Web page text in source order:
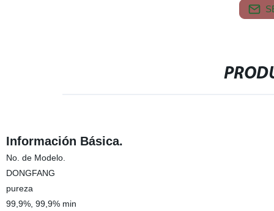
Información Básica.
No. de Modelo.
DONGFANG
pureza
99,9%, 99,9% min